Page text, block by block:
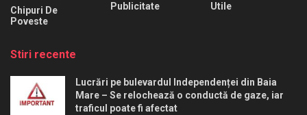
Chipuri De
Poveste
Publicitate
Utile
Stiri recente
Lucrări pe bulevardul Independenței din Baia
Mare – Se relochează o conductă de gaze, iar
traficul poate fi afectat